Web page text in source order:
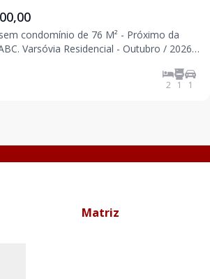
condomínio de 76 M² - Próximo da
/ 2026 2
coberta Área de serviço 1 vaga
para Av. Lions,
2 1 1
Matriz